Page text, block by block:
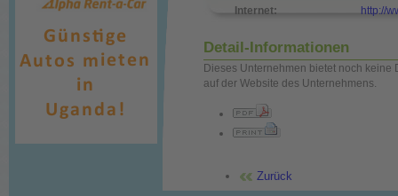
Internet:
http://
Detail-Informationen
Dieses Unternehmen bietet noch
auf der Website des Unternehmens.
Zurück